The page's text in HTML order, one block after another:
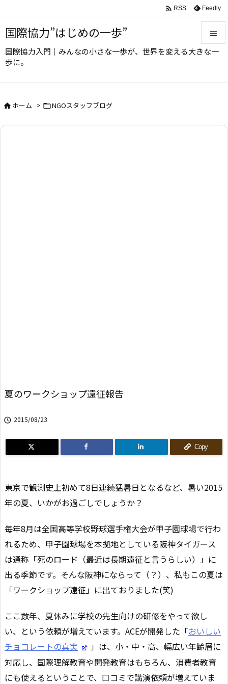
国際協力”はじめの一歩”
国際協力入門｜みんなの小さな一歩が、世界を変える大きな一
歩に。



 RSS Feedly
ホーム > NGOスタッフブログ
夏のワークショップ遠征報告
 2015/08/23
Copy
東京で観測史上初めて8日連続猛暑日となるなど、暑い2015
年の夏、いかがお過ごしでしょうか？
毎年8月は全国高等学校野球選手権大会が甲子園球場で行わ
れるため、甲子園球場を本拠地としている阪神タイガース
は通称「死のロード（最近は長期遠征と言うらしい）」に
出る季節です。そんな阪神にならって（？）、私もこの夏は
「ワークショップ遠征」に出ておりました(笑)
ここ数年、夏休みに学校の先生向けの研修をやって欲し
い、という依頼が増えています。ACEが開発した「おいしい
チョコレートの真実
」は、小・中・高、幅広い年齢層に
対応し、国際理解教育や開発教育はもちろん、消費者教育
にも使えるということで、口コミで講演依頼が増えていま